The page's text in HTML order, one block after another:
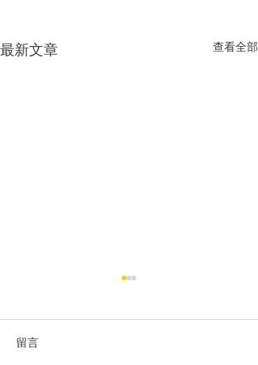
最新文章 查看全部
留言